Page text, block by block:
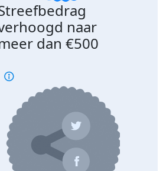
naar
dan €500